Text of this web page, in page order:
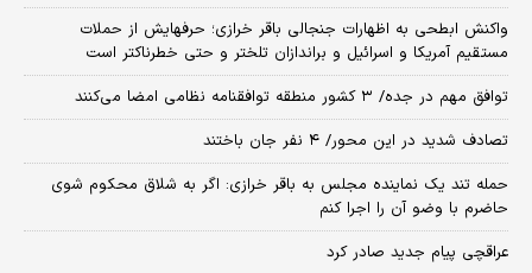
واکنش ابطحی به اظهارات جنجالی باقر خرازی؛ حرفهایش از حملات
مستقیم آمریکا و اسرائیل و براندازان تلختر و حتی خطرناکتر است
توافق مهم در جده/ ۳ کشور منطقه توافقنامه نظامی امضا می‌کنند
تصادف شدید در این محور/ ۴ نفر جان باختند
حمله تند یک نماینده مجلس به باقر خرازی: اگر به شلاق محکوم شوی
حاضرم با وضو آن را اجرا کنم
عراقچی پیام جدید صادر کرد